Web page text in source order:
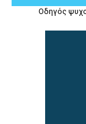
Οδηγός